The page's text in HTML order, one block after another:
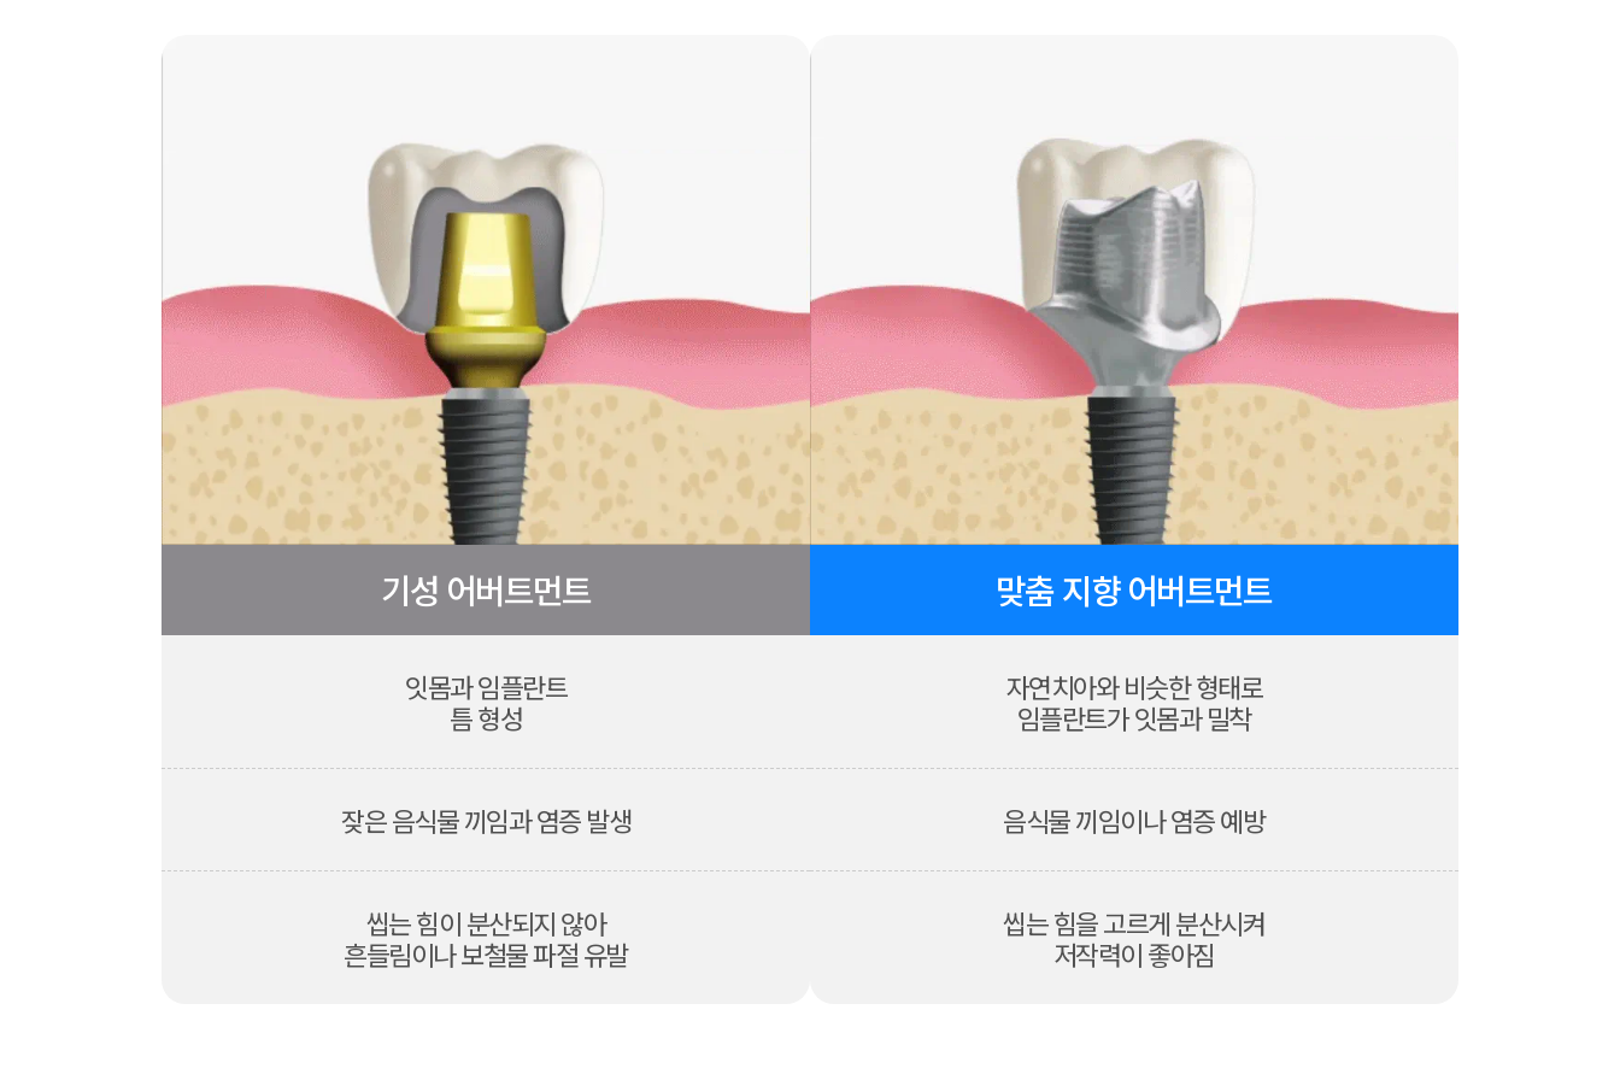
기성 어버트먼트
잇몸과 임플란트
틈 형성
잦은 음식물 끼임과 염증 발생
씹는 힘이 분산되지 않아
흔들림이나 보철물 파절 유발
맞춤 지향 어버트먼트
자연치아와 비슷한 형태로
임플란트가 잇몸과 밀착
음식물 끼임이나 염증 예방
씹는 힘을 고르게 분산시켜
저작력이 좋아짐